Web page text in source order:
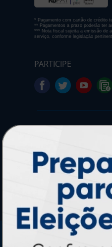
* Pagamento com cartão de crédito
** Pagamentos a prazo poderão ter
*** Nota fiscal sujeita a emissão de
serviço, conforme legislação
PARTICIPE
SEGURANÇA
IMPRA INDUSTRIA GRAFICA
Atual Card © 2026.